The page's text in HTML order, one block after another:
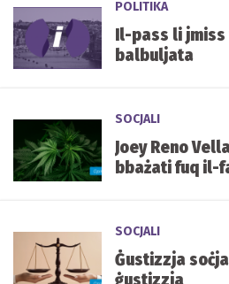
POLITIKA
Il-pass li
balbuljata
SOCJALI
Joey Reno
bbażati fuq il-
SOCJALI
Ġustizzja